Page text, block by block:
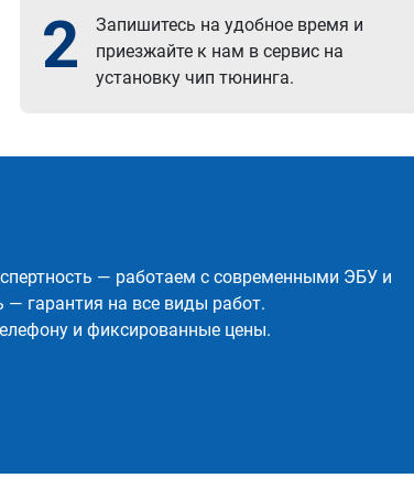
2
Запишитесь на удобное время и
приезжайте к нам в сервис на
установку чип тюнинга.
— работаем с современными ЭБУ и
гарантия на все виды работ.
и фиксированные цены.